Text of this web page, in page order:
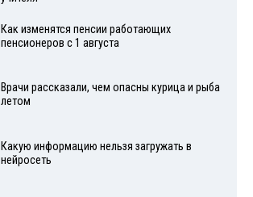
Как изменятся пенсии работающих
пенсионеров с 1 августа
Врачи рассказали, чем опасны курица и рыба
летом
Какую информацию нельзя загружать в
нейросеть